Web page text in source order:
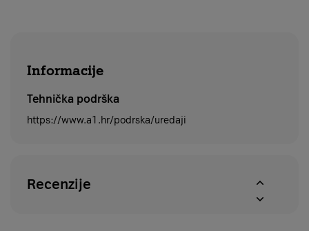
Informacije
Tehnička podrška
https://www.a1.hr/podrska/uredaji
Recenzije